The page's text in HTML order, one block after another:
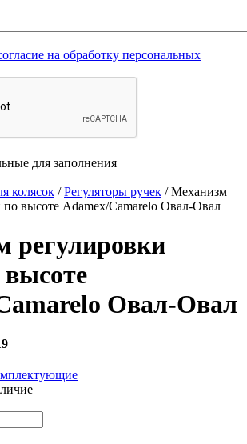
на обработку персональных
для заполнения
колясок /Регуляторы ручек /Механизм
по высоте Adamex/Camarelo Овал-Овал
регулировки
Овал-Овал